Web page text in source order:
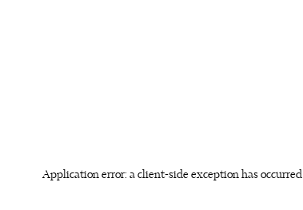
Application error: a client-side exception has occurred